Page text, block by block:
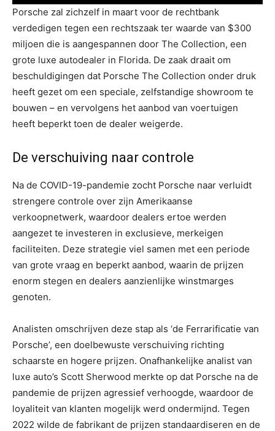
Porsche zal zichzelf in maart voor de rechtbank
verdedigen tegen een rechtszaak ter waarde van $300
miljoen die is aangespannen door The Collection, een
grote luxe autodealer in Florida. De zaak draait om
beschuldigingen dat Porsche The Collection onder druk
heeft gezet om een ​​speciale, zelfstandige showroom te
bouwen – en vervolgens het aanbod van voertuigen
heeft beperkt toen de dealer weigerde.
De verschuiving naar controle
Na de COVID-19-pandemie zocht Porsche naar verluidt
strengere controle over zijn Amerikaanse
verkoopnetwerk, waardoor dealers ertoe werden
aangezet te investeren in exclusieve, merkeigen
faciliteiten. Deze strategie viel samen met een periode
van grote vraag en beperkt aanbod, waarin de prijzen
enorm stegen en dealers aanzienlijke winstmarges
genoten.
Analisten omschrijven deze stap als ‘de Ferrarificatie van
Porsche’, een doelbewuste verschuiving richting
schaarste en hogere prijzen. Onafhankelijke analist van
luxe auto’s Scott Sherwood merkte op dat Porsche na de
pandemie de prijzen agressief verhoogde, waardoor de
loyaliteit van klanten mogelijk werd ondermijnd. Tegen
2022 wilde de fabrikant de prijzen standaardiseren en de